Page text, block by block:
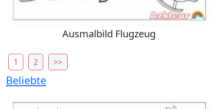
Ausmalbild Flugzeug
1 2 >>
Beliebte